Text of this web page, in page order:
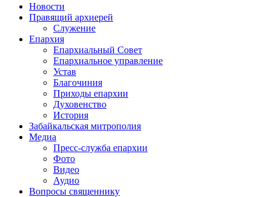
Новости
Правящий архиерей
Служение
Епархия
Епархиальный Совет
Епархиальное управление
Устав
Благочиния
Приходы епархии
Духовенство
История
Забайкальская митрополия
Медиа
Пресс-служба епархии
Фото
Видео
Аудио
Вопросы священнику